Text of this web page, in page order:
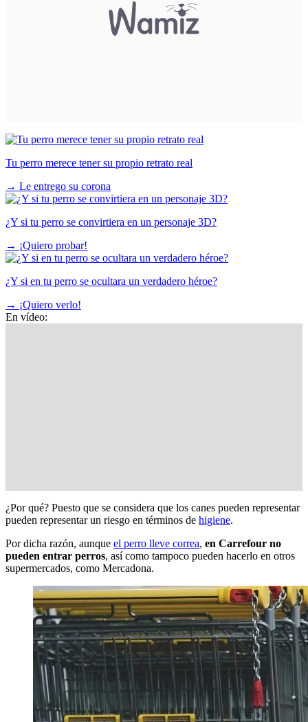
Tu perro merece tener su propio retrato real
→ Le entrego su corona
¿Y si tu perro se convirtiera en un personaje 3D?
→ ¡Quiero probar!
¿Y si en tu perro se ocultara un verdadero héroe?
→ ¡Quiero verlo!
En vídeo:
¿Por qué? Puesto que se considera que los canes pueden representar
pueden representar un riesgo en términos de higiene.
Por dicha razón, aunque el perro lleve correa, en Carrefour no
pueden entrar perros, así como tampoco pueden hacerlo en otros
supermercados, como Mercadona.